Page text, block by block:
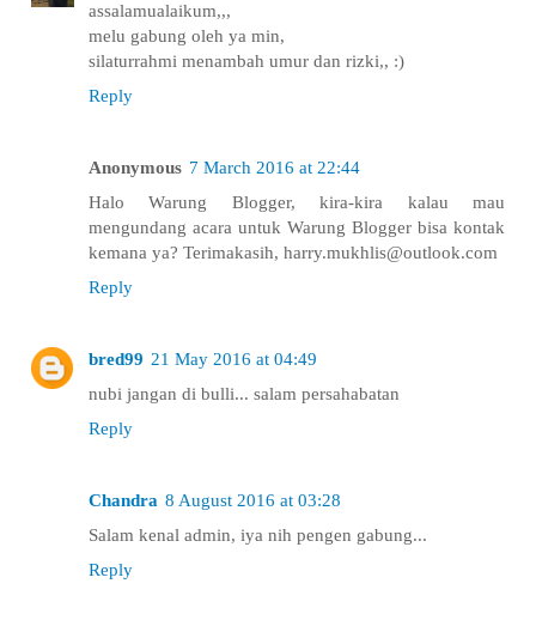
assalamualaikum,,,
melu gabung oleh ya min,
silaturrahmi menambah umur dan rizki,, :)
Reply
Anonymous 7 March 2016 at 22:44
Halo Warung Blogger, kira-kira kalau mau
mengundang acara untuk Warung Blogger bisa kontak
kemana ya? Terimakasih, harry.mukhlis@outlook.com
Reply
bred99 21 May 2016 at 04:49
nubi jangan di bulli... salam persahabatan
Reply
Chandra 8 August 2016 at 03:28
Salam kenal admin, iya nih pengen gabung...
Reply